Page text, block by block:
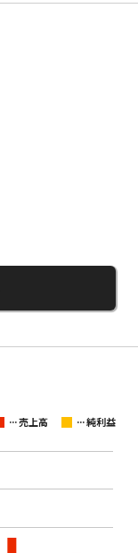
...売上高 ...純利益